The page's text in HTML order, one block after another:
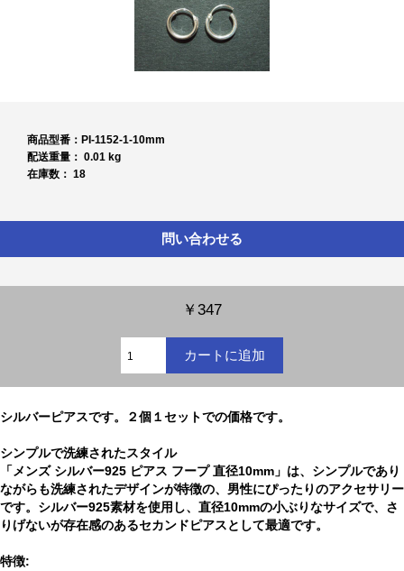
商品型番：PI-1152-1-10mm
配送重量： 0.01 kg
在庫数： 18
問い合わせる
￥347
シルバーピアスです。２個１セットでの価格です。
シンプルで洗練されたスタイル
「メンズ シルバー925 ピアス フープ 直径10mm」は、シンプルであり
ながらも洗練されたデザインが特徴の、男性にぴったりのアクセサリー
です。シルバー925素材を使用し、直径10mmの小ぶりなサイズで、さ
りげないが存在感のあるセカンドピアスとして最適です。
特徴: